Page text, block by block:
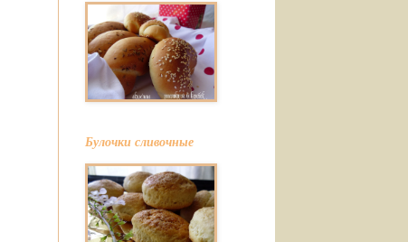
Булочки сливочные